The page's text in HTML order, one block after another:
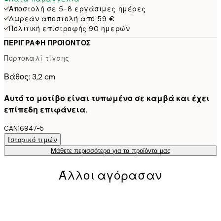
Αποστολή σε 5-8 εργάσιμες ημέρες
Δωρεάν αποστολή από 59 €
Πολιτική επιστροφής 90 ημερών
ΠΕΡΙΓΡΑΦΉ ΠΡΟΪΌΝΤΟΣ
Πορτοκαλί τίγρης
Βάθος: 3,2 cm
Αυτό το μοτίβο είναι τυπωμένο σε καμβά και έχει
επίπεδη επιφάνεια.
CAN16947-5
Ιστορικό τιμών
Μάθετε περισσότερα για τα προϊόντα μας
Άλλοι αγόρασαν